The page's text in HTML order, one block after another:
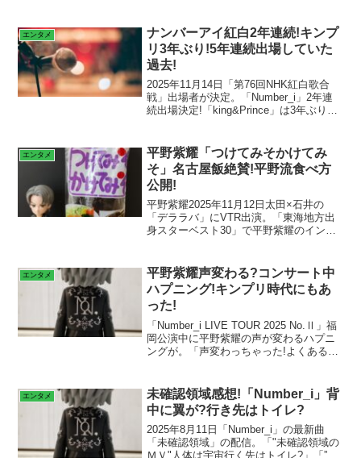
エンタメ
ナンバーアイ紅白2年連続!キンプ
リ3年ぶり!5年連続出場していた
過去!
2025年11月14日「第76回NHK紅白歌合
戦」出場者が決定。「Number_i」2年連
続出場決定!「king&Prince」は3年ぶりの
エンタメ
平野紫耀「つけてみそかけてみ
そ」名古屋飯絶賛!平野流食べ方
公開!
平野紫耀2025年11月12日太田×石井の
「デララバ」にVTR出演。「東海地方出
身スターベスト30」で平野紫耀のインタ
けてみそ」食べ方も公開!名古屋の人は全
員友達?
エンタメ
平野紫耀声変わる?コンサート中
ハプニング!キンプリ時代にもあ
った!
「Number_i LIVE TOUR 2025 No.Ⅱ」福
岡公演中に平野紫耀の声が変わるハプニ
ングが。「声変わっちゃった!よくあるん
た!平野紫耀喉に犬飼っている?
エンタメ
未確認領域感想!「Number_i」背
中に翼が?行き先はトイレ?
2025年8月11日「Number_i」の最新曲
「未確認領域」の配信。「"未確認領域の
ＭＶ"人体は宇宙行く先はトイレ?」「”未